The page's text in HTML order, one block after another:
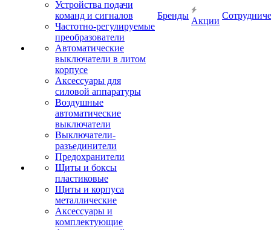
Устройства подачи
команд и сигналов
Частотно-регулируемые
преобразователи
Автоматические
выключатели в литом
корпусе
Аксессуары для
силовой аппаратуры
Воздушные
автоматические
выключатели
Выключатели-
разъединители
Предохранители
Щиты и боксы
пластиковые
Щиты и корпуса
металлические
Аксессуары и
комплектующие
Бренды
Акции